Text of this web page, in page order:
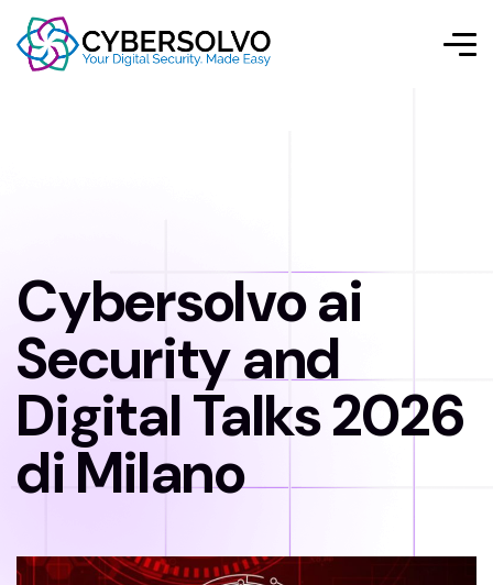
Cybersolvo ai
Security and
Digital Talks 2026
di Milano